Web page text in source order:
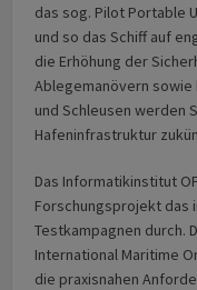
das sog. Pilot Portable
und so das Schiff auf
die Erhöhung der
Ablegemanövern sowie
und Schleusen werden
Hafeninfrastruktur
Das Informatikinstitut
Forschungsprojekt das
Testkampagnen durch.
International Maritime
die praxisnahen